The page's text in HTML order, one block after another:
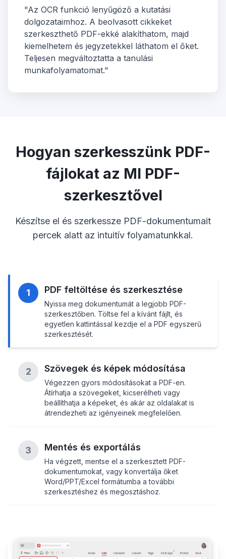
"Az OCR funkció lenyűgöző a kutatási
dolgozataimhoz. A beolvasott cikkeket
szerkeszthető PDF-ekké alakíthatom, majd
kiemelhetem és jegyzetekkel láthatom el őket.
Teljesen megváltoztatta a tanulási
munkafolyamatomat."
Hogyan szerkesszünk PDF-
fájlokat az MI PDF-
szerkesztővel
Készítse el és szerkessze PDF-dokumentumait
percek alatt az intuitív folyamatunkkal.
1 PDF feltöltése és szerkesztése
Nyissa meg dokumentumát a legjobb PDF-
szerkesztőben. Töltse fel a kívánt fájlt, és
egyetlen kattintással kezdje el a PDF egyszerű
szerkesztését.
2 Szövegek és képek módosítása
Végezzen gyors módosításokat a PDF-en.
Átírhatja a szövegeket, kicserélheti vagy
beállíthatja a képeket, és akár az oldalakat is
átrendezheti az igényeinek megfelelően.
3 Mentés és exportálás
Ha végzett, mentse el a szerkesztett PDF-
dokumentumokat, vagy konvertálja őket
Word/PPT/Excel formátumba a további
szerkesztéshez és megosztáshoz.